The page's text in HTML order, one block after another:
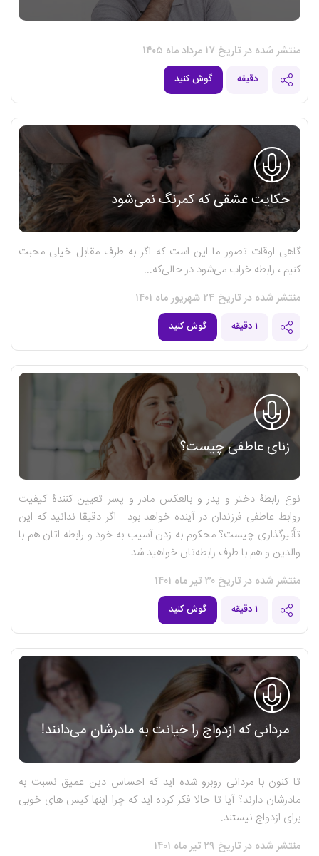
منتشر شده در تاریخ ۱۷ مرداد ماه ۱۴۰۵
دقیقه گوش کنید
‌حکایت عشقی که کمرنگ نمی‌شود
گاهی اوقات تصور ما این است که اگر به طرف مقابل خیلی محبت
کنیم ، رابطه خراب می‌شود در حالی‌که...
منتشر شده در تاریخ ۲۴ شهریور ماه ۱۴۰۱
۱ دقیقه گوش کنید
زنای عاطفی چیست؟
نوع رابطۀ دختر و پدر و بالعکس مادر و پسر تعیین کنندۀ کیفیت
روابط عاطفی فرزندان در آینده خواهد بود . اگر دقیقا ندانید که این
تأثیرگذاری چیست؟ محکوم به زدن آسیب به خود و رابطه اتان هم با
والدین و هم با طرف رابطه‌تان خواهید شد
منتشر شده در تاریخ ۳۰ تیر ماه ۱۴۰۱
۱ دقیقه گوش کنید
مردانی که ازدواج را خیانت به مادرشان می‌دانند!
تا کنون با مردانی روبرو شده اید که احساس دین عمیق نسبت به
مادرشان دارند؟ آیا تا حالا فکر کرده اید که چرا اینها کیس های خوبی
برای ازدواج نیستند.
منتشر شده در تاریخ ۲۹ تیر ماه ۱۴۰۱